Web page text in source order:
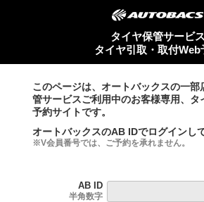
タイヤ保管サービス
タイヤ引取・取付
このページは、オートバックスの一部
管サービスご利用中のお客様専用、タ
予約サイトです。
オートバックスのAB IDでログインし
※V会員番号では、ご予約を承れません。
AB ID
半角数字